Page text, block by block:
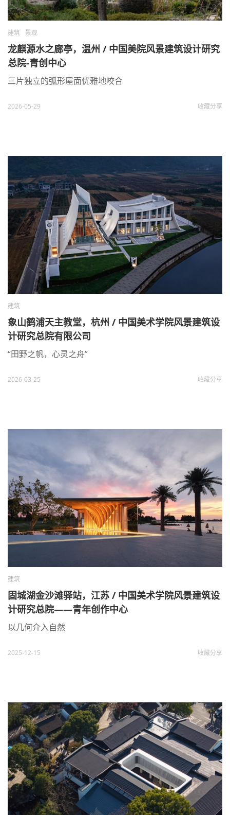
建筑 景观
龙麒源水之廊亭，温州 / 中国美院风景建筑设计研究
总院-青创中心
三片独立的弧形屋面优雅地咬合
2026-05-29 收藏分享
建筑
象山鹤浦天主教堂，杭州 / 中国美术学院风景建筑设
计研究总院有限公司
“田野之帆，心灵之舟”
2026-03-25 收藏分享
建筑
固城湖金沙滩驿站，江苏 / 中国美术学院风景建筑设
计研究总院——青年创作中心
以几何介入自然
2025-12-15 收藏分享